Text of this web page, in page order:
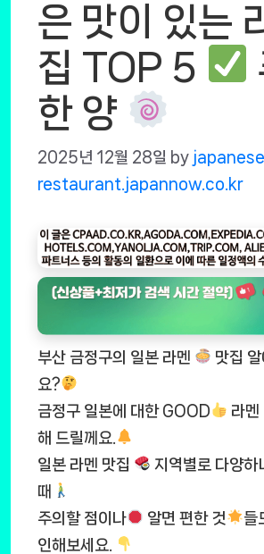
은 맛이 있는
집 TOP 5
한 양
2025년 12월 28일 by
restaurant.japannow.co.kr
부산 금정구의 일본 라멘
맛집
요?
금정구 일본에 대한 GOOD
라멘
해 드릴께요.
일본 라멘 맛집
지역별로 다양하
때
주의할 점이나
알면 편한 것
들
인해보세요.